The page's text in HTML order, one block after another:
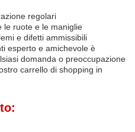
regolari
le ruote e le maniglie
e difetti ammissibili
esperto e amichevole è
domanda o preoccupazione
carrello di shopping in